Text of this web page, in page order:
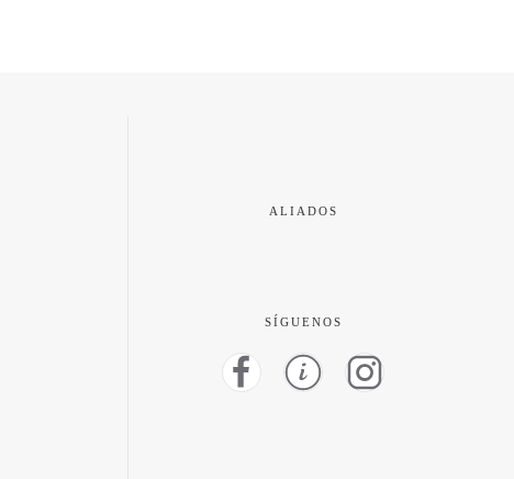
ALIADOS
SÍGUENOS